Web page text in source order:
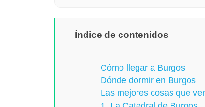
Índice de contenidos
Cómo llegar a Burgos
Dónde dormir en Burgos
Las mejores cosas que